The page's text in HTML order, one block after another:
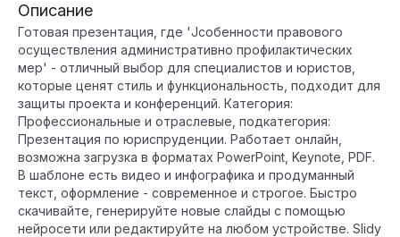
Описание
Готовая презентация, где 'Jсобенности правового
осуществления административно профилактических
мер' - отличный выбор для специалистов и юристов,
которые ценят стиль и функциональность, подходит для
защиты проекта и конференций. Категория:
Профессиональные и отраслевые, подкатегория:
Презентация по юриспруденции. Работает онлайн,
возможна загрузка в форматах PowerPoint, Keynote, PDF.
В шаблоне есть видео и инфографика и продуманный
текст, оформление - современное и строгое. Быстро
скачивайте, генерируйте новые слайды с помощью
нейросети или редактируйте на любом устройстве. Slidy